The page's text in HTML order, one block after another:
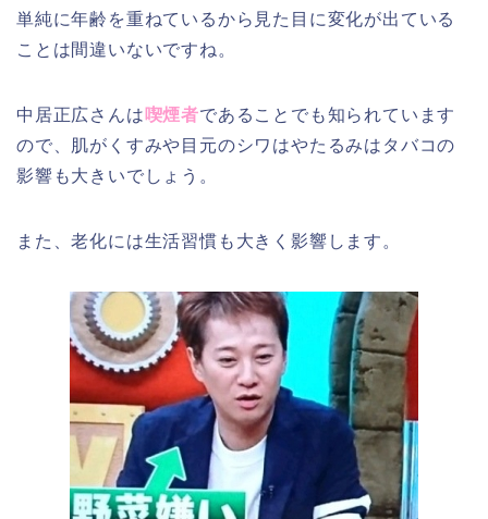
単純に年齢を重ねているから見た目に変化が出ている
ことは間違いないですね。
中居正広さんは 喫煙者であることでも知られています
ので、肌がくすみや目元のシワはやたるみはタバコの
影響も大きいでしょう。
また、老化には生活習慣も大きく影響します。